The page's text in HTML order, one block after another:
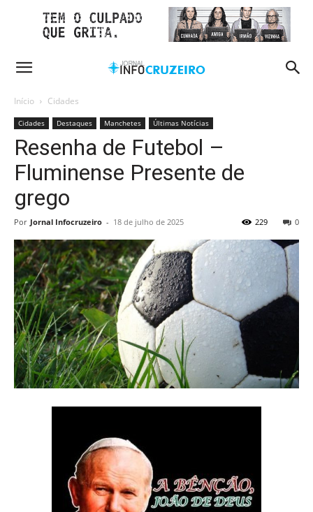
Início Cidades
Cidades Destaques Manchetes Últimas Notícias
Resenha de Futebol –
Fluminense Presente de
grego
Por Jornal Infocruzeiro - 18 de julho de 2025 0
229